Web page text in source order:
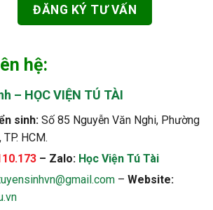
hệ:
– HỌC VIỆN TÚ TÀI
sinh:Số 85 Nguyễn Văn Nghi, Phường
HCM.
– Zalo: Học Viện Tú Tài
– Website: